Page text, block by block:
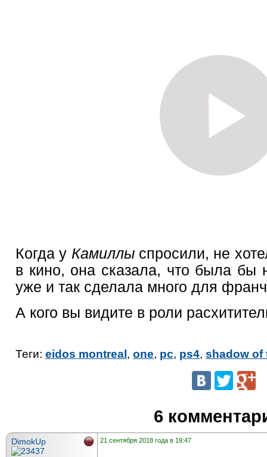
Когда у Камиллыспросили, не
в кино, она сказала, что была бы
уже и так сделала много для
А кого вы видите в роли
Теги: eidos montreal , one, pc, ps4, shadow of
6
DimokUp 21 сентября 2018 года в 19:47